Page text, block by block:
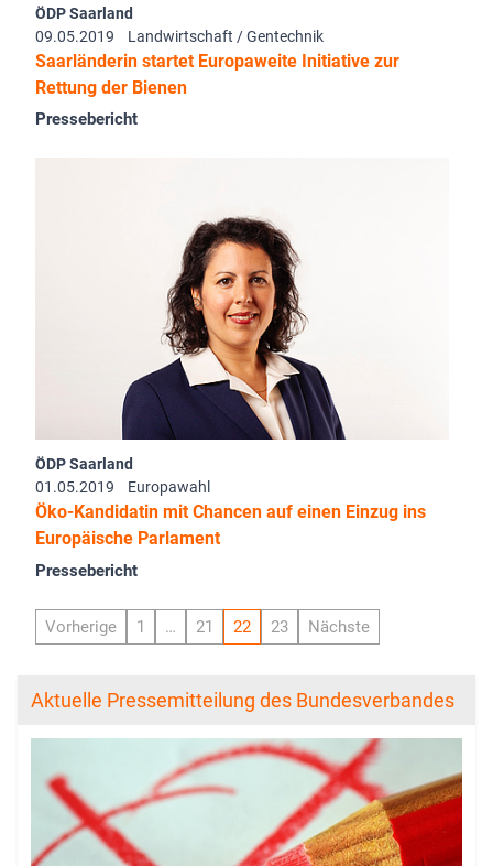
ÖDP Saarland
09.05.2019
Landwirtschaft / Gentechnik
Saarländerin startet Europaweite Initiative zur
Rettung der Bienen
Pressebericht
ÖDP Saarland
01.05.2019
Europawahl
Öko-Kandidatin mit Chancen auf einen Einzug ins
Europäische Parlament
Pressebericht
Vorherige 1 … 21 22 23 Nächste
Aktuelle Pressemitteilung des Bundesverbandes